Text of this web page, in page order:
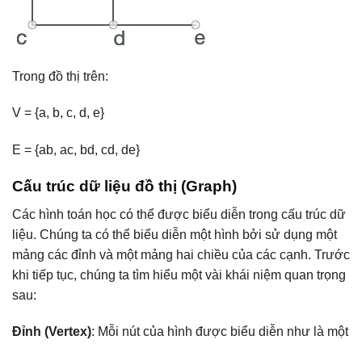
Trong đồ thị trên:
V = {a, b, c, d, e}
E = {ab, ac, bd, cd, de}
Cấu trúc dữ liệu đồ thị (Graph)
Các hình toán học có thể được biểu diễn trong cấu trúc dữ
liệu. Chúng ta có thể biểu diễn một hình bởi sử dụng một
mảng các đỉnh và một mảng hai chiều của các cạnh. Trước
khi tiếp tục, chúng ta tìm hiểu một vài khái niệm quan trọng
sau:
Đỉnh (Vertex): Mỗi nút của hình được biểu diễn như là một